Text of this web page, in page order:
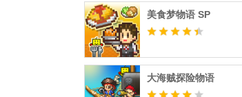
美食梦物语 SP
大海贼探险物语